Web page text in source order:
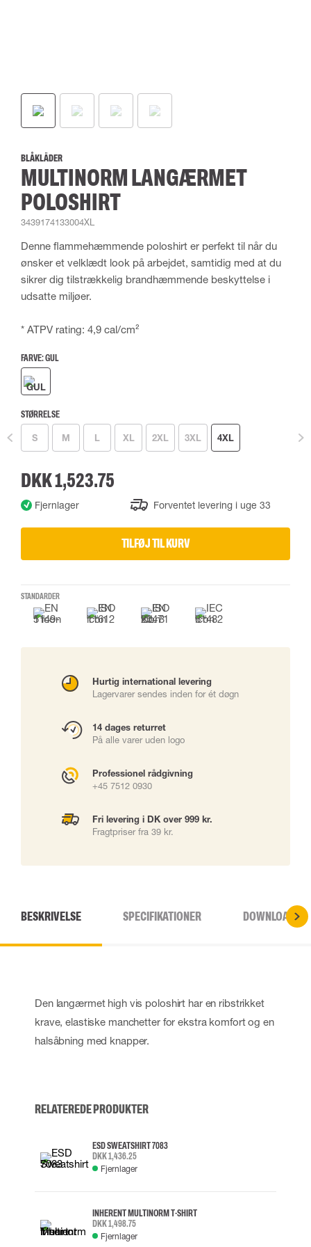
BLÅKLÄDER
MULTINORM LANGÆRMET
POLOSHIRT
3439174133004XL
Denne flammehæmmende poloshirt er perfekt til når du
ønsker et velklædt look på arbejdet, samtidig med at du
sikrer dig tilstrækkelig brandhæmmende beskyttelse i
udsatte miljøer.
* ATPV rating: 4,9 cal/cm²
FARVE:GUL
STØRRELSE
S M L XL 2XL 3XL 4XL
DKK 1,523.75
Fjernlager Forventet levering i uge 33
TILFØJ TIL KURV
STANDARDER
Hurtig international levering
Lagervarer sendes inden for ét døgn
14 dages returret
På alle varer uden logo
Professionel rådgivning
+45 7512 0930
Fri levering i DK over 999 kr.
Fragtpriser fra 39 kr.
BESKRIVELSE SPECIFIKATIONER DOWNLOADS
Den langærmet high vis poloshirt har en ribstrikket
krave, elastiske manchetter for ekstra komfort og en
halsåbning med knapper.
RELATEREDE PRODUKTER
ESD SWEATSHIRT 7083
DKK 1,436.25
Fjernlager
INHERENT MULTINORM T-SHIRT
DKK 1,498.75
Fjernlager